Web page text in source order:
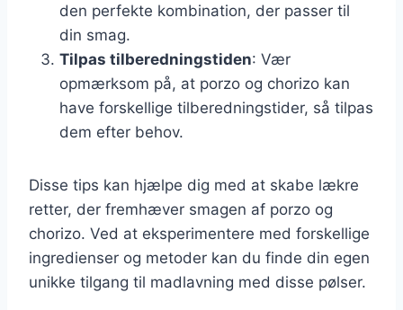
den perfekte kombination, der passer til
din smag.
Tilpas tilberedningstiden: Vær
opmærksom på, at porzo og chorizo kan
have forskellige tilberedningstider, så tilpas
dem efter behov.
Disse tips kan hjælpe dig med at skabe lækre
retter, der fremhæver smagen af porzo og
chorizo. Ved at eksperimentere med forskellige
ingredienser og metoder kan du finde din egen
unikke tilgang til madlavning med disse pølser.